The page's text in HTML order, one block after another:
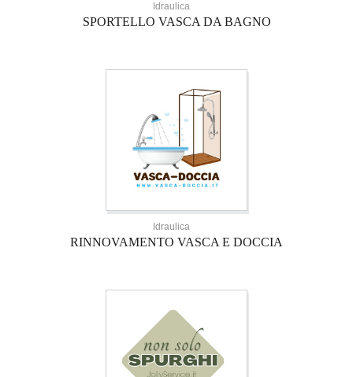
Idraulica
SPORTELLO VASCA DA BAGNO
Idraulica
RINNOVAMENTO VASCA E DOCCIA